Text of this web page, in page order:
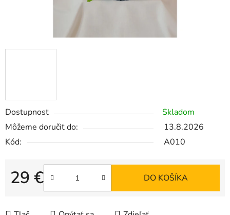
Dostupnosť
Skladom
Môžeme doručiť do:
13.8.2026
Kód:
A010
29 €
Jednotková cena:
DO KOŠÍKA